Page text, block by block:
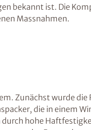
bekannt ist. Die
Massnahmen.
Zunächst wurde die
die in einem
durch hohe